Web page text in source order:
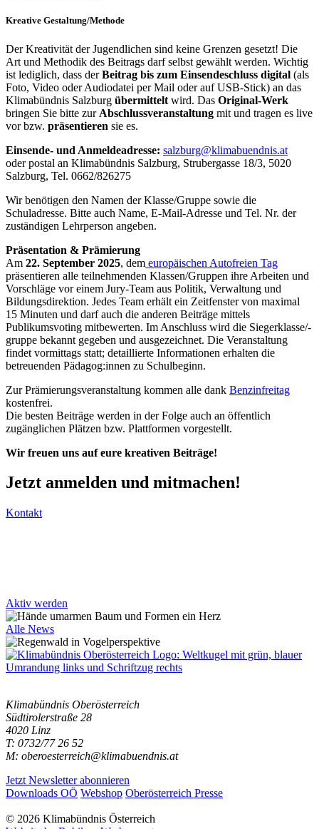
Kreative Gestaltung/Methode
Der Kreativität der Jugendlichen sind keine Grenzen gesetzt! Die
Art und Methodik des Beitrags darf selbst gewählt werden. Wichtig
ist lediglich, dass derBeitrag bis zum Einsendeschluss digital (als
Foto, Video oder Audiodatei per Mail oder auf USB-Stick) an das
Klimabündnis Salzburg übermittelt wird. Das Original-Werk
bringen Sie bitte zur Abschlussveranstaltung mit und tragen es live
vor bzw. präsentieren sie es.
Einsende- und Anmeldeadresse: salzburg@klimabuendnis.at
oder postal an Klimabündnis Salzburg, Strubergasse 18/3, 5020
Salzburg, Tel. 0662/826275
Wir benötigen den Namen der Klasse/Gruppe sowie die
Schuladresse. Bitte auch Name, E-Mail-Adresse und Tel. Nr. der
zuständigen Lehrperson angeben.
Präsentation & Prämierung
Am 22. September 2025, dem europäischen Autofreien Tag
präsentieren alle teilnehmenden Klassen/Gruppen ihre Arbeiten und
Vorschläge vor einem Jury-Team aus Politik, Verwaltung und
Bildungsdirektion. Jedes Team erhält ein Zeitfenster von maximal
15 Minuten und darf auch die anderen Beiträge mittels
Publikumsvoting mitbewerten. Im Anschluss wird die Siegerklasse/-
gruppe bekannt gegeben und ausgezeichnet. Die Veranstaltung
findet vormittags statt; detaillierte Informationen erhalten die
betreuenden Pädagog:innen zu Schulbeginn.
Zur Prämierungsveranstaltung kommen alle dank Benzinfreitag
kostenfrei.
Die besten Beiträge werden in der Folge auch an öffentlich
zugänglichen Plätzen bzw. Plattformen vorgestellt.
Wir freuen uns auf eure kreativen Beiträge!
Jetzt anmelden und mitmachen!
Kontakt
Aktiv werden
Alle News
Klimabündnis Oberösterreich
Südtirolerstraße 28
4020 Linz
T: 0732/77 26 52
M: oberoesterreich@klimabuendnis.at
Jetzt Newsletter abonnieren
Downloads OÖ Webshop Oberösterreich Presse
© 2026 Klimabündnis Österreich